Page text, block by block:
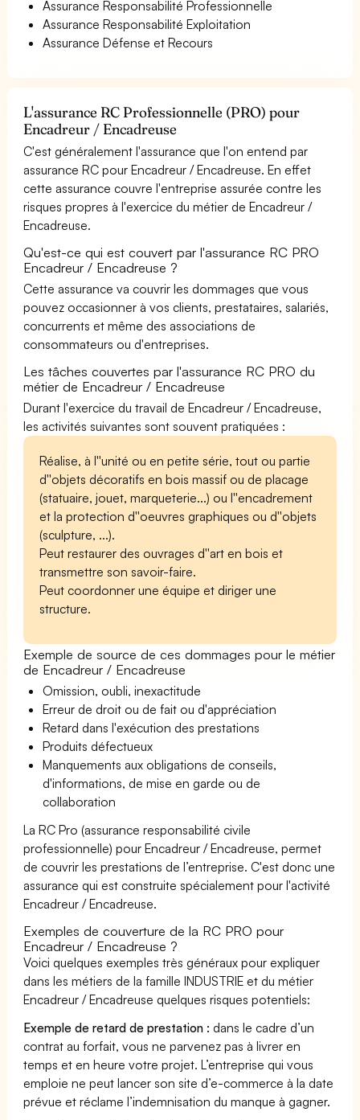
Assurance Responsabilité Professionnelle
Assurance Responsabilité Exploitation
Assurance Défense et Recours
L'assurance RC Professionnelle (PRO) pour
Encadreur / Encadreuse
C'est généralement l'assurance que l'on entend par
assurance RC pour Encadreur / Encadreuse. En effet
cette assurance couvre l'entreprise assurée contre les
risques propres à l'exercice du métier de Encadreur /
Encadreuse.
Qu'est-ce qui est couvert par l'assurance RC PRO
Encadreur / Encadreuse ?
Cette assurance va couvrir les dommages que vous
pouvez occasionner à vos clients, prestataires, salariés,
concurrents et même des associations de
consommateurs ou d'entreprises.
Les tâches couvertes par l'assurance RC PRO du
métier de Encadreur / Encadreuse
Durant l'exercice du travail de Encadreur / Encadreuse,
les activités suivantes sont souvent pratiquées :
Réalise, à l''unité ou en petite série, tout ou partie
d''objets décoratifs en bois massif ou de placage
(statuaire, jouet, marqueterie...) ou l''encadrement
et la protection d''oeuvres graphiques ou d''objets
(sculpture, ...).
Peut restaurer des ouvrages d''art en bois et
transmettre son savoir-faire.
Peut coordonner une équipe et diriger une
structure.
Exemple de source de ces dommages pour le métier
de Encadreur / Encadreuse
Omission, oubli, inexactitude
Erreur de droit ou de fait ou d'appréciation
Retard dans l'exécution des prestations
Produits défectueux
Manquements aux obligations de conseils,
d'informations, de mise en garde ou de
collaboration
La RC Pro (assurance responsabilité civile
professionnelle) pour Encadreur / Encadreuse, permet
de couvrir les prestations de l’entreprise. C'est donc une
assurance qui est construite spécialement pour l'activité
Encadreur / Encadreuse.
Exemples de couverture de la RC PRO pour
Encadreur / Encadreuse ?
Voici quelques exemples très généraux pour expliquer
dans les métiers de la famille INDUSTRIE et du métier
Encadreur / Encadreuse quelques risques potentiels:
Exemple de retard de prestation : dans le cadre d’un
contrat au forfait, vous ne parvenez pas à livrer en
temps et en heure votre projet. L’entreprise qui vous
emploie ne peut lancer son site d’e-commerce à la date
prévue et réclame l’indemnisation du manque à gagner.